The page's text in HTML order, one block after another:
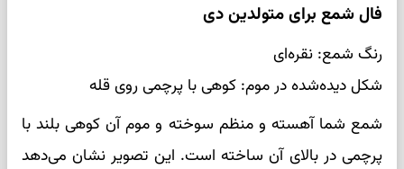
فال شمع برای متولدین دی
رنگ شمع: نقره‌ای
شکل دیده‌شده در موم: کوهی با پرچمی روی قله
شمع شما آهسته و منظم سوخته و موم آن کوهی بلند با
پرچمی در بالای آن ساخته است. این تصویر نشان می‌دهد